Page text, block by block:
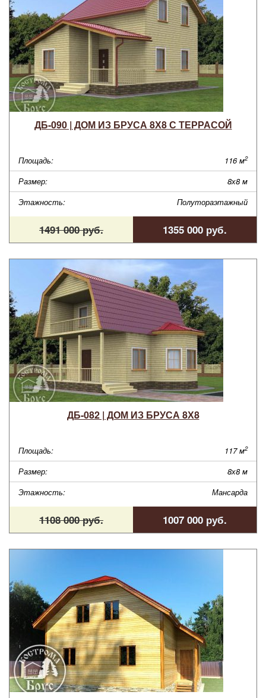
ДБ-090 | ДОМ ИЗ БРУСА 8Х8 С ТЕРРАСОЙ
Площадь: 116 м2
Размер:
8х8 м
Этажность:
Полутораэтажный
1491 000 руб. 1355 000 руб.
ДБ-082 | ДОМ ИЗ БРУСА 8Х8
Площадь: 117 м2
Размер:
8х8 м
Этажность:
Мансарда
1108 000 руб. 1007 000 руб.